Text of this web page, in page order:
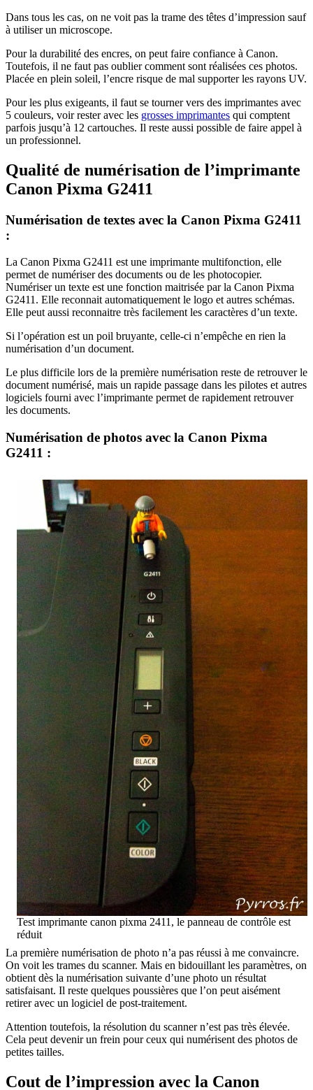
Dans tous les cas, on ne voit pas la trame des têtes d’impression sauf
à utiliser un microscope.
Pour la durabilité des encres, on peut faire confiance à Canon.
Toutefois, il ne faut pas oublier comment sont réalisées ces photos.
Placée en plein soleil, l’encre risque de mal supporter les rayons UV.
Pour les plus exigeants, il faut se tourner vers des imprimantes avec
5 couleurs, voir rester avec les grosses imprimantes qui comptent
parfois jusqu’à 12 cartouches. Il reste aussi possible de faire appel à
un professionnel.
Qualité de numérisation de l’imprimante
Canon Pixma G2411
Numérisation de textes avec la Canon Pixma G2411
:
La Canon Pixma G2411 est une imprimante multifonction, elle
permet de numériser des documents ou de les photocopier.
Numériser un texte est une fonction maitrisée par la Canon Pixma
G2411. Elle reconnait automatiquement le logo et autres schémas.
Elle peut aussi reconnaitre très facilement les caractères d’un texte.
Si l’opération est un poil bruyante, celle-ci n’empêche en rien la
numérisation d’un document.
Le plus difficile lors de la première numérisation reste de retrouver le
document numérisé, mais un rapide passage dans les pilotes et autres
logiciels fourni avec l’imprimante permet de rapidement retrouver
les documents.
Numérisation de photos avec la Canon Pixma
G2411 :
Test imprimante canon pixma 2411, le panneau de contrôle est
réduit
La première numérisation de photo n’a pas réussi à me convaincre.
On voit les trames du scanner. Mais en bidouillant les paramètres, on
obtient dès la numérisation suivante d’une photo un résultat
satisfaisant. Il reste quelques poussières que l’on peut aisément
retirer avec un logiciel de post-traitement.
Attention toutefois, la résolution du scanner n’est pas très élevée.
Cela peut devenir un frein pour ceux qui numérisent des photos de
petites tailles.
Cout de l’impression avec la Canon